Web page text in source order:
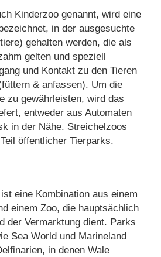
Kinderzoo genannt, wird eine
in der ausgesuchte
gehalten werden, die als
gelten und speziell
und Kontakt zu den Tieren
& anfassen). Um die
zu gewährleisten, wird das
entweder aus Automaten
in der Nähe. Streichelzoos
öffentlicher Tierparks.
eine Kombination aus einem
einem Zoo, die hauptsächlich
der Vermarktung dient. Parks
Sea World und Marineland
in denen Wale